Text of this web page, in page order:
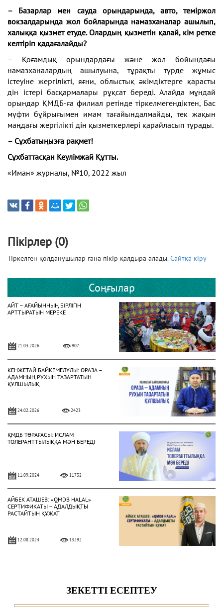
– Базарлар мен сауда орындарында, авто, теміржол
вокзалдарында жол бойларында намазханалар ашылып,
халыққа қызмет етуде. Олардың қызметін қалай, кім ретке
келтіріп қадағалайды?
– Қоғамдық орындардағы және жол бойындағы
намазханалардың ашылуына, тұрақты түрде жұмыс
істеуіне жергілікті, яғни, облыстық әкімдіктерге қарасты
дін істері басқармалары рұқсат береді. Алайда мұндай
орындар ҚМДБ-ға филиал ретінде тіркелмегендіктен, Бас
мүфти бұйрығымен имам тағайындалмайды, тек жақын
маңдағы жергілікті дін қызметкерлері қарайласып тұрады.
– Сұхбатыңызға рақмет!
Сұхбаттасқан Кеулімжай Құтты.
«Иман» журналы, №10, 2022 жыл
Пікірлер (0)
Тіркелген қолданушылар ғана пікір қалдыра алады.Сайтқа кіру
Соңғылар
АЙТ – АҒАЙЫННЫҢ БІРЛІГІН
АРТТЫРАТЫН МЕРЕКЕ
21.03.2026 907
КЕНЖЕТАЙ БАЙКЕМЕЛҰЛЫ: ОРАЗА –
АДАМНЫҢ РУХЫН ТАЗАРТАТЫН
ҚҰЛШЫЛЫҚ
24.02.2026 2423
ҚМДБ ТӨРАҒАСЫ: ИСЛАМ
ТОЛЕРАНТТЫЛЫҚҚА МӘН БЕРЕДІ
11.09.2024 11732
АЙБЕК АТАШЕВ: «QMDB HALAL»
СЕРТИФИКАТЫ – АДАЛДЫҚТЫ
РАСТАЙТЫН ҚҰЖАТ
12.08.2024 13292
13.07.2024 13572